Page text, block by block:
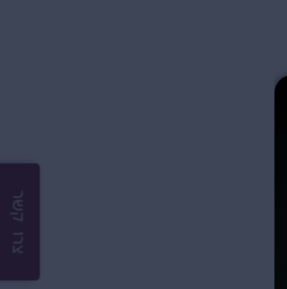
צרו קשר